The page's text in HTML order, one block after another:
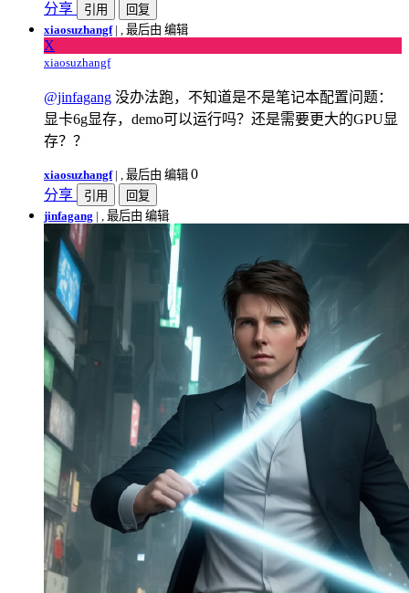
分享
引用
回复
xiaosuzhangf| , 最后由 编辑
X
xiaosuzhangf
@jinfagang 没办法跑，不知道是不是笔记本配置问题：
显卡6g显存，demo可以运行吗？还是需要更大的GPU显
存？？
xiaosuzhangf| , 最后由 编辑 0
分享
引用
回复
jinfagang | , 最后由 编辑